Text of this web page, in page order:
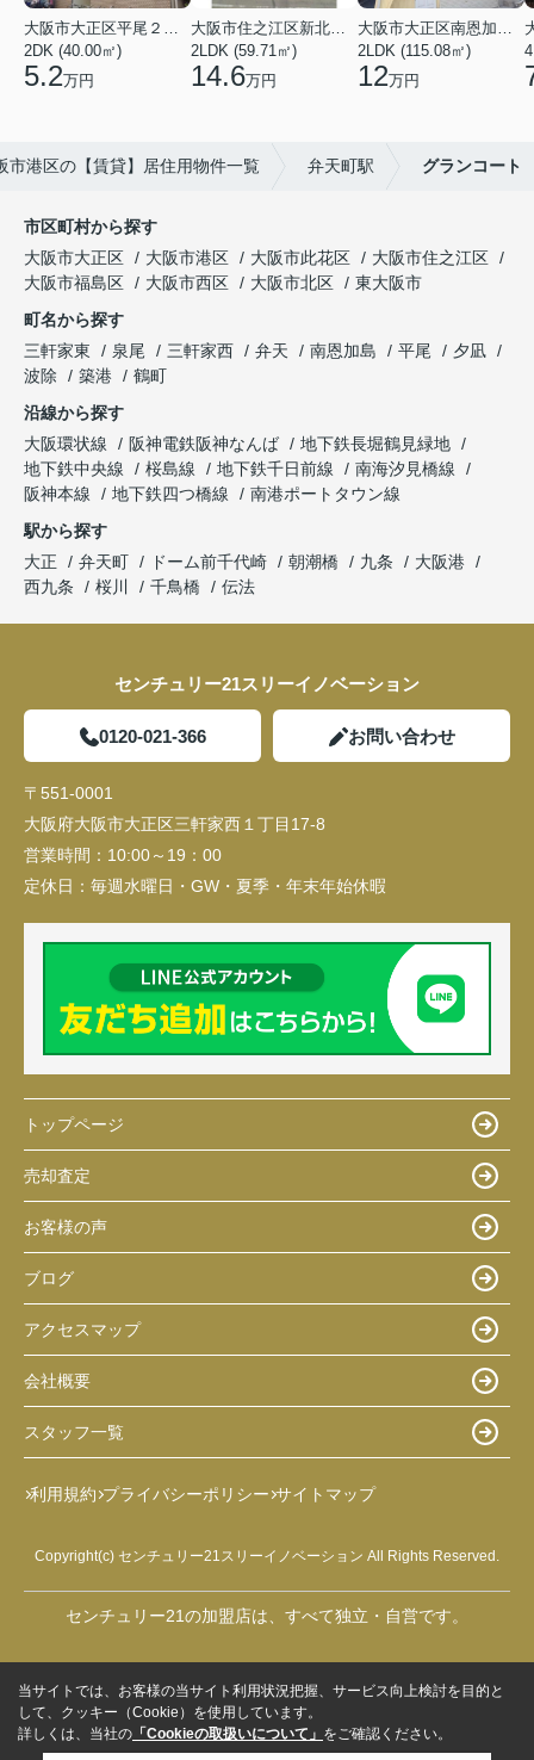
2DK (40.00㎡)
5.2万円
2LDK (59.71㎡)
14.6万円
2LDK (115.08㎡)
12万円
市港区の【賃貸】居住用物件一覧 弁天町駅 グランコート
市区町村から探す
大阪市大正区
大阪市港区 大阪市此花区
大阪市住之江区
大阪市福島区
大阪市西区 大阪市北区
東大阪市
町名から探す
三軒家東
泉尾 三軒家西 弁天 南恩加島 平尾
夕凪
波除
築港
鶴町
沿線から探す
大阪環状線
阪神電鉄阪神なんば
地下鉄長堀鶴見緑地
地下鉄中央線
桜島線 地下鉄千日前線
南海汐見橋線
阪神本線
地下鉄四つ橋線
南港ポートタウン線
駅から探す
大正
弁天町 ドーム前千代崎 朝潮橋 九条
大阪港
西九条
桜川 千鳥橋 伝法
センチュリー21スリーイノベーション
0120-021-366 お問い合わせ
〒551-0001
大阪府大阪市大正区三軒家西１丁目17-8
営業時間： 10:00～19：00
定休日： 毎週水曜日・GW・夏季・年末年始休暇
トップページ
売却査定
お客様の声
ブログ
アクセスマップ
会社概要
スタッフ一覧
利用規約 プライバシーポリシー サイトマップ
Copyright(c) センチュリー21スリーイノベーション All Rights Reserved.
センチュリー21の加盟店は、すべて独立・自営です。
当サイトでは、お客様の当サイト利用状況把握、サービス向上検討を目的と
して、クッキー（Cookie）を使用しています。
詳しくは、当社の 「Cookieの取扱いについて」 をご確認ください。